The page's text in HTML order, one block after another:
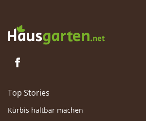
Top Stories
Kürbis haltbar machen